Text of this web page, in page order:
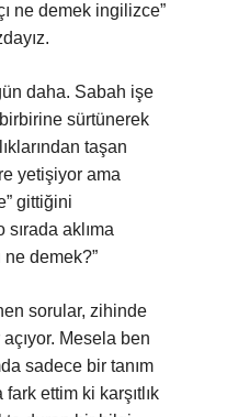
ne demek ingilizce”
daha. Sabah işe
sürtünerek
taşan
yetişiyor ama
gittiğini
sırada aklıma
ne demek?”
sorular, zihinde
Mesela ben
sadece bir tanım
ettim ki karşıtlık